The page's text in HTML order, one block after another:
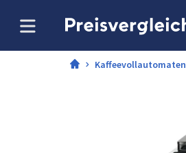
Kaffeevollautomaten